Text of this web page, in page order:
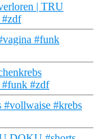
| TRU
#funk
#funk #zdf
#vollwaise #krebs